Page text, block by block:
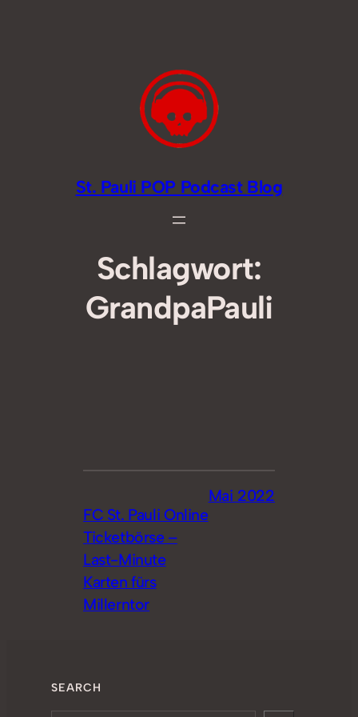
St. Pauli POP Podcast Blog
Schlagwort:
GrandpaPauli
FC St. Pauli Online
Ticketbörse –
Last-Minute
Karten fürs
Millerntor
Mai 2022
SEARCH